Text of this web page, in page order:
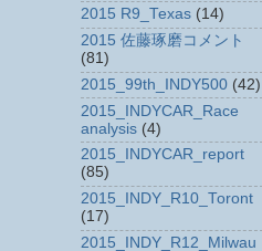
2015 R9_Texas (14)
2015 佐藤琢磨コメント
(81)
2015_99th_INDY500 (42)
2015_INDYCAR_Race
analysis (4)
2015_INDYCAR_report
(85)
2015_INDY_R10_Toront
(17)
2015_INDY_R12_Milwau